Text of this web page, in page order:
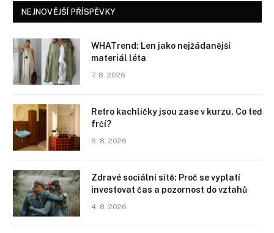
NEJNOVĚJŠÍ PŘÍSPĚVKY
WHATrend: Len jako nejžádanější
materiál léta
7. 8. 2026
Retro kachličky jsou zase v kurzu. Co teď
frčí?
6. 8. 2026
Zdravé sociální sítě: Proč se vyplatí
investovat čas a pozornost do vztahů
4. 8. 2026